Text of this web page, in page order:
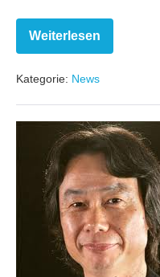
Weiterlesen
GDC’11:
Neuer
zu
Legend
of
Zelda:
Skyward
Sword
Kategorie: News
Skyward
Sword
Miyamoto